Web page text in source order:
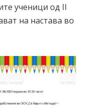
ученици од II
на настава во